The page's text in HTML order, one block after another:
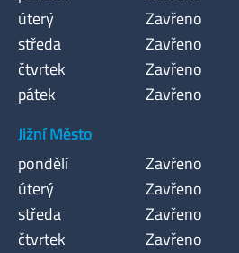
úterý
Zavřeno
středa
Zavřeno
čtvrtek
Zavřeno
pátek
Zavřeno
Jižní Město
pondělí
Zavřeno
úterý
Zavřeno
středa
Zavřeno
čtvrtek
Zavřeno